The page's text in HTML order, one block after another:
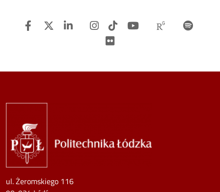
Facebook
Twitter LinkedinInstagram
TiTok Youtube
ul. Żeromskiego 116